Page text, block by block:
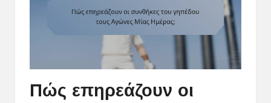
Πώς επηρεάζουν οι